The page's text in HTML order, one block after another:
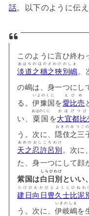
話。以下のように伝え
このように言ひ終わ
淡道之穗之狹別嶋
あはぢのほのさわけのしま
。
の嶋は、身一つにし
る。伊豫国
いよのくに
を愛比売
えひめ
い、 粟国
あはのくに
を大宜都比
おほげつひ
う。次に、隠伎之三
おきのみつご
天之忍許呂別
あめのおしころわけ
。次に
た、身一つにして顔
紫国は白日別
しらひわけ
といい、
建日向日豊久士比泥
たけひむかひとよくじひねわ
う。次に、伊岐嶋
いきのしま
を